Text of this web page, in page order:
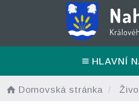
HLAVNÍ
Domovská stránka